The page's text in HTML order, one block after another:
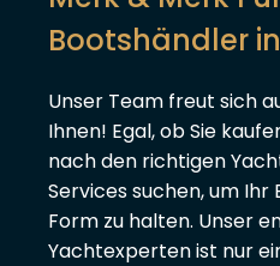
Bootshändler
Unser Team freut sich
Ihnen! Egal, ob Sie
nach den richtigen
Services suchen, um
Form zu halten. Unser
Yachtexperten ist nur